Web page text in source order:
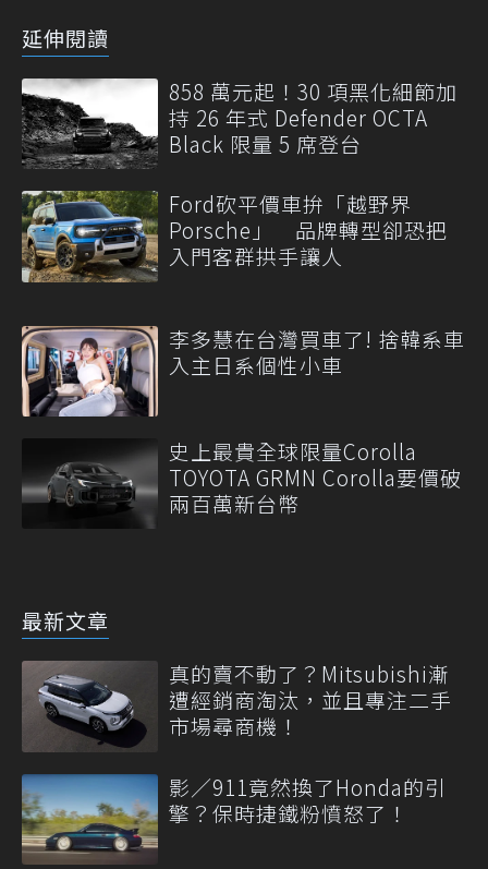
延伸閱讀
858 萬元起！30 項黑化細節加
持 26 年式 Defender OCTA
Black 限量 5 席登台
Ford砍平價車拚「越野界
Porsche」 品牌轉型卻恐把
入門客群拱手讓人
李多慧在台灣買車了! 捨韓系車
入主日系個性小車
史上最貴全球限量Corolla
TOYOTA GRMN Corolla要價破
兩百萬新台幣
最新文章
真的賣不動了？Mitsubishi漸
遭經銷商淘汰，並且專注二手
市場尋商機！
影／911竟然換了Honda的引
擎？保時捷鐵粉憤怒了！